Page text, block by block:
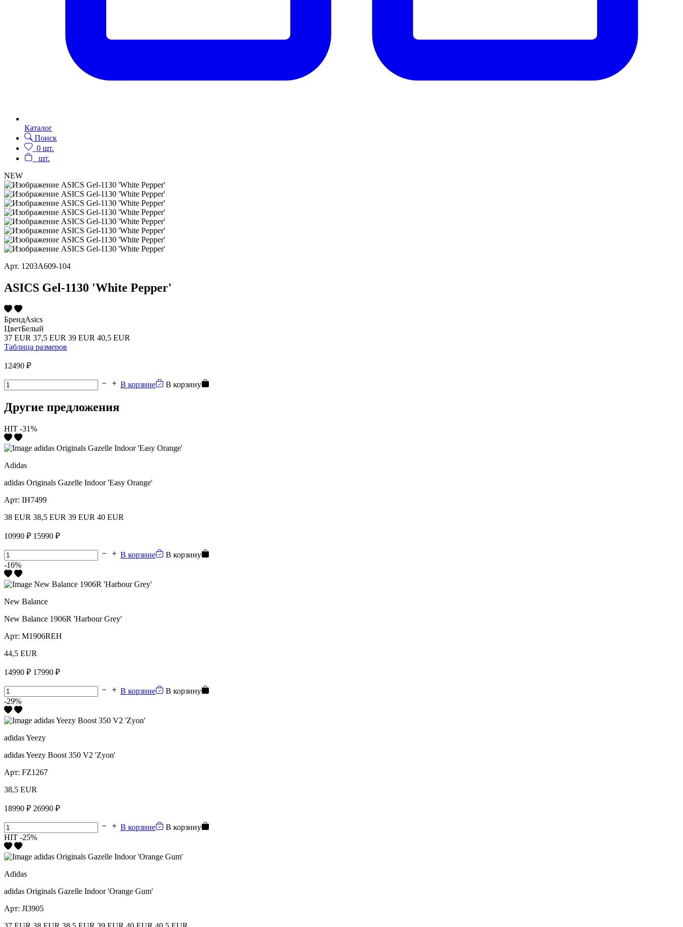
Каталог
Поиск
0 шт.
шт.
NEW
Арт. 1203A609-104
ASICS Gel-1130 'White Pepper'
БрендAsics
ЦветБелый
37 EUR 37,5 EUR 39 EUR 40,5 EUR
Таблица размеров
12490 ₽
В корзине В корзину
Другие предложения
HIT -31%
Adidas
adidas Originals Gazelle Indoor 'Easy Orange'
Арт: IH7499
38 EUR 38,5 EUR 39 EUR 40 EUR
10990 ₽ 15990 ₽
В корзине
В корзину
-16%
New Balance
New Balance 1906R 'Harbour Grey'
Арт: M1906REH
44,5 EUR
14990 ₽ 17990 ₽
В корзине
В корзину
-29%
adidas Yeezy
adidas Yeezy Boost 350 V2 'Zyon'
Арт: FZ1267
38,5 EUR
18990 ₽ 26990 ₽
В корзине
В корзину
HIT -25%
Adidas
adidas Originals Gazelle Indoor 'Orange Gum'
Арт: JI3905